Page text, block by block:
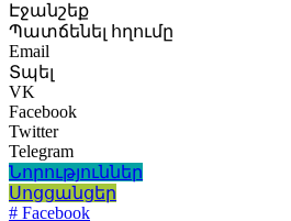
Էջանշեք
Պատճենել հղումը
Email
Տպել
VK
Facebook
Twitter
Telegram
Նորություններ
Սոցցանցեր
# Facebook